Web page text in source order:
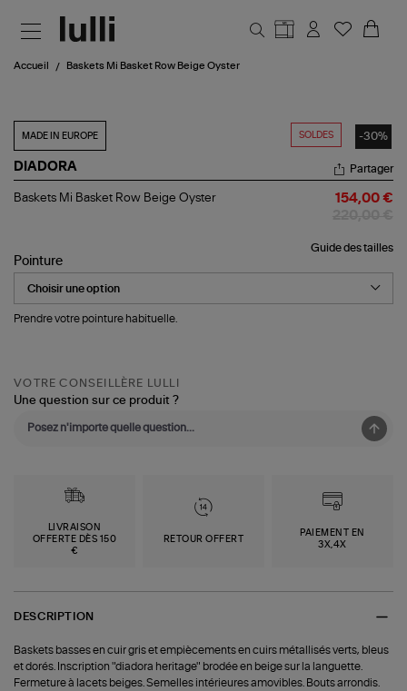
Accueil Baskets Mi Basket Row Beige Oyster
SOLDES -30%
MADE IN EUROPE
DIADORA
Baskets
Beige
Oyster
Partager
Baskets Mi Basket Row Beige Oyster 154,00 €
Guide des tailles
Pointure
Prendre votre pointure habituelle.
VOTRE CONSEILLÈRE LULLI
Une question sur ce produit ?
LIVRAISON
OFFERTE DÈS 150
€
RETOUR OFFERT
PAIEMENT EN
3X,4X
DESCRIPTION
Baskets basses en cuir gris et empiècements en cuirs métallisés verts, bleus
et dorés. Inscription "diadora heritage" brodée en beige sur la languette.
Fermeture à lacets beiges. Semelles intérieures amovibles. Bouts arrondis.